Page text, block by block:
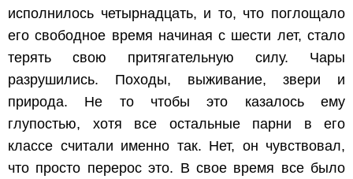
исполнилось четырнадцать, и то, что поглощало
его свободное время начиная с шести лет, стало
терять свою притягательную силу. Чары
разрушились. Походы, выживание, звери и
природа. Не то чтобы это казалось ему
глупостью, хотя все остальные парни в его
классе считали именно так. Нет, он чувствовал,
что просто перерос это. В свое время все было